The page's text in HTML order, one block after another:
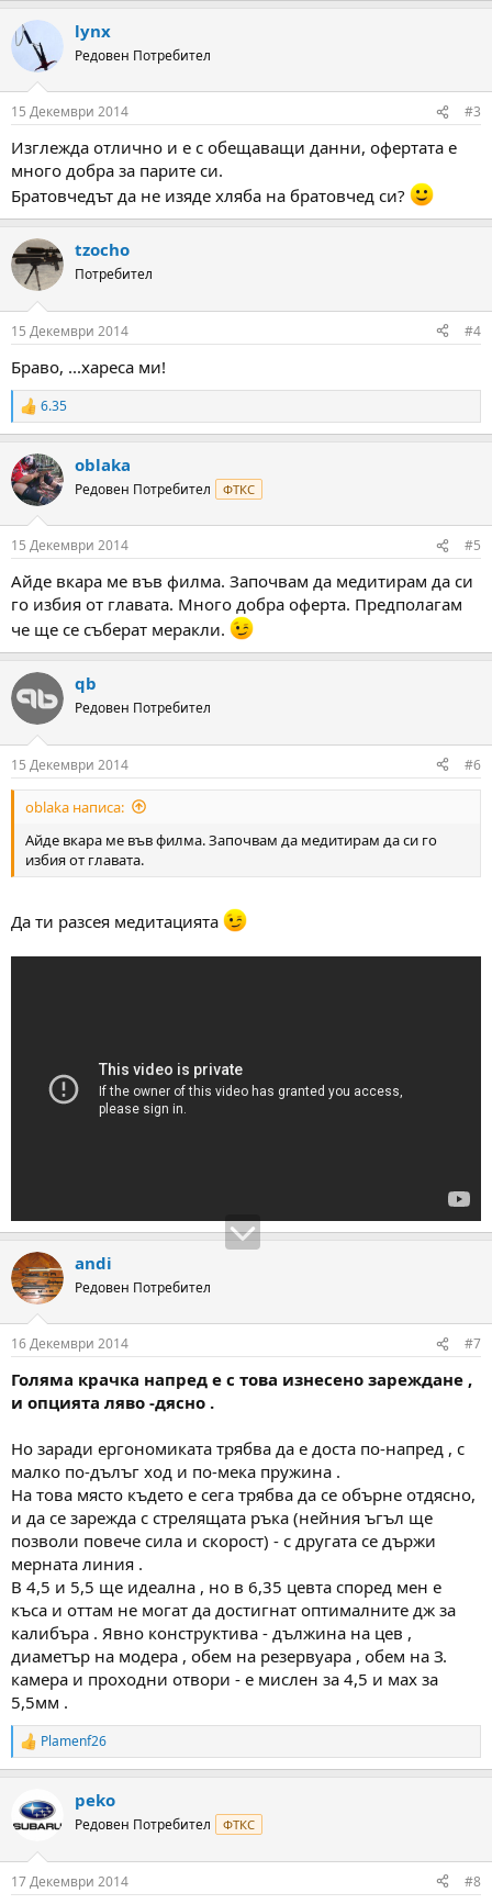
lynx
Редовен Потребител
15 Декември 2014 #3
Изглежда отлично и е с обещаващи данни, офертата е
много добра за парите си.
Братовчедът да не изяде хляба на братовчед си?
tzocho
Потребител
15 Декември 2014 #4
Браво, ...хареса ми!
R
e
c
t
i
s
6.35
oblaka
Редовен Потребител ФТКС
15 Декември 2014 #5
Айде вкара ме във филма. Започвам да медитирам да си
го избия от главата. Много добра оферта. Предполагам
че ще се съберат меракли.
qb
Редовен Потребител
15 Декември 2014 #6
oblaka написа:
Айде вкара ме във филма. Започвам да медитирам да си го
избия от главата.
Да ти разсея медитацията
andi
Редовен Потребител
16 Декември 2014 #7
Голяма крачка напред е с това изнесено зареждане ,
и опцията ляво -дясно .
Но заради ергономиката трябва да е доста по-напред , с
малко по-дълъг ход и по-мека пружина .
На това място където е сега трябва да се обърне отдясно,
и да се зарежда с стрелящата ръка (нейния ъгъл ще
позволи повече сила и скорост) - с другата се държи
мерната линия .
В 4,5 и 5,5 ще идеална , но в 6,35 цевта според мен е
къса и оттам не могат да достигнат оптималните дж за
калибъра . Явно конструктива - дължина на цев ,
диаметър на модера , обем на резервуара , обем на З.
камера и проходни отвори - е мислен за 4,5 и мах за
5,5мм .
R
e
c
t
i
s
Plamenf26
peko
Редовен Потребител ФТКС
17 Декември 2014 #8